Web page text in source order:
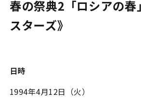
春の祭典2「ロシアの春
スターズ》
日時
1994年4月12日（火）